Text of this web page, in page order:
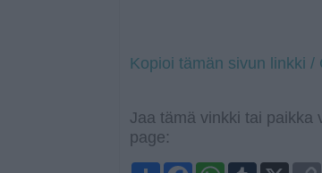
Kopioi tämän sivun linkki /
Jaa tämä vinkki tai paikka
page: